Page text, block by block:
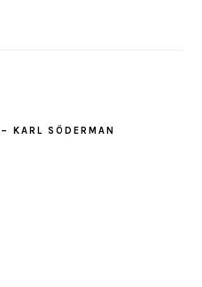
KARL SÖDERMAN